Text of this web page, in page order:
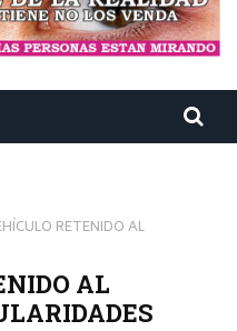
RETENIDO AL
AL